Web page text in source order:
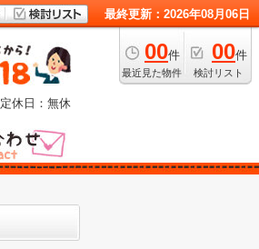
最終更新：2026年08月06日
00件
最近見た物件
00件
検討リスト
定休日：無休